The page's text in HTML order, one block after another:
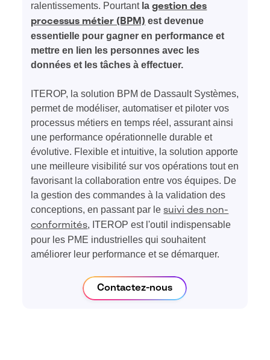
ralentissements. Pourtant lagestion des
processus métier (BPM) est devenue
essentielle pour gagner en performance et
mettre en lien les personnes avec les
données et les tâches à effectuer.
ITEROP, la solution BPM de Dassault Systèmes,
permet de modéliser, automatiser et piloter vos
processus métiers en temps réel, assurant ainsi
une performance opérationnelle durable et
évolutive. Flexible et intuitive, la solution apporte
une meilleure visibilité sur vos opérations tout en
favorisant la collaboration entre vos équipes. De
la gestion des commandes à la validation des
conceptions, en passant par lesuivi des non-
conformités, ITEROP est l'outil indispensable
pour les PME industrielles qui souhaitent
améliorer leur performance et se démarquer.
Contactez-nous